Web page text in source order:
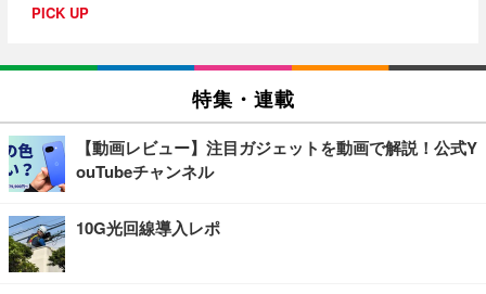
PICK UP
特集・連載
【動画レビュー】注目ガジェットを動画で解説！公式Y
ouTubeチャンネル
10G光回線導入レポ